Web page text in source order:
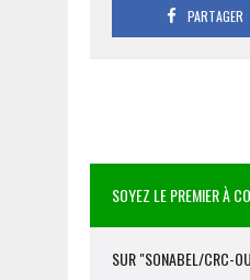
PARTAGER
SOYEZ LE PREMIER À
SUR "SONABEL/CRC-